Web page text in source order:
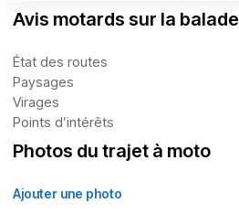
Avis motards sur la balade
État des routes
Paysages
Virages
Points d’intérêts
Photos du trajet à moto
Ajouter une photo